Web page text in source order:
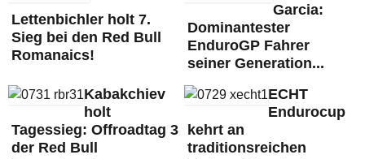
Lettenbichler holt 7.
Sieg bei den Red Bull
Romanaics!
Garcia:
Dominantester
EnduroGP Fahrer
seiner Generation...
Kabakchiev
holt
Tagessieg: Offroadtag 3
der Red Bull
ECHT
Endurocup
kehrt an
traditionsreichen